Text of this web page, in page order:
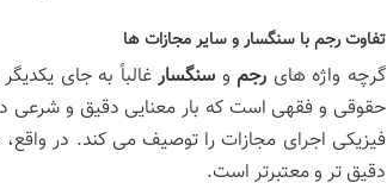
تفاوت رجم با سنگسار و سایر مجازات ها
گرچه واژه های رجم و سنگسارغالباً به جای
حقوقی و فقهی است که بار معنایی دقیق و شرعی
فیزیکی اجرای مجازات را توصیف می کند. در
دقیق تر و معتبرتر است.